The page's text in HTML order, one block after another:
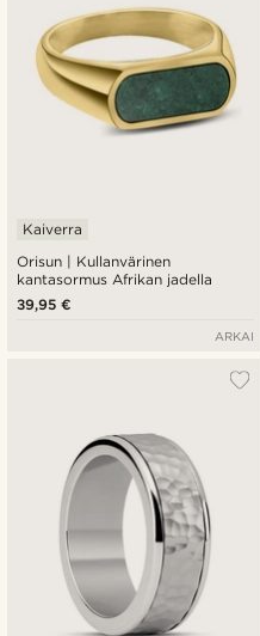
Orisun | Kullanvärinen
kantasormus Afrikan jadella
Kaiverra
39,95 €
ARKAI